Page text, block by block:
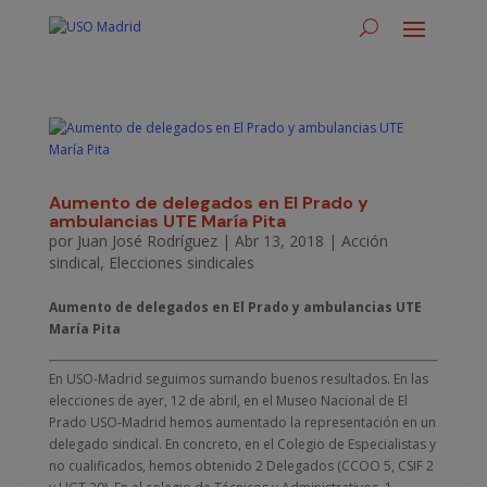
Aumento de delegados en El Prado y
ambulancias UTE María Pita
por Juan José Rodríguez| Abr 13, 2018 | Acción
sindical, Elecciones sindicales
Aumento de delegados en El Prado y ambulancias UTE
María Pita
En USO-Madrid seguimos sumando buenos resultados. En las
elecciones de ayer, 12 de abril, en el Museo Nacional de El
Prado USO-Madrid hemos aumentado la representación en un
delegado sindical. En concreto, en el Colegio de Especialistas y
no cualificados, hemos obtenido 2 Delegados (CCOO 5, CSIF 2